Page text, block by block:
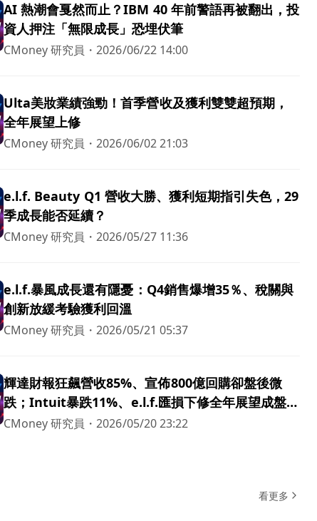
AI 熱潮會戛然而止？IBM 40 年前警語再被翻出，投
資人押注「無限成長」恐埋伏筆
CMoney 研究員 ・2026/06/22 14:00
Ulta美妝業績強勁！首季營收及獲利雙雙超預期，
全年展望上修
CMoney 研究員 ・2026/06/02 21:03
e.l.f. Beauty Q1 營收大勝、獲利短期指引失色，29
季成長能否延續？
CMoney 研究員 ・2026/05/27 11:36
e.l.f.暴風成長還有隱憂：Q4銷售爆增35％、稅關與
創新放緩考驗獲利回溫
CMoney 研究員 ・2026/05/21 05:37
輝達財報狂飆營收85%、宣佈800億回購卻盤後微
跌；Intuit暴跌11%、e.l.f.匯損下修全年展望成盤後
三焦點
CMoney 研究員 ・2026/05/20 23:22
看更多